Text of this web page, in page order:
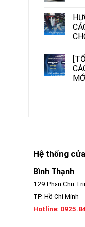
Hệ thống
Bình Thạnh
129 Phan Chu
TP. Hồ Chí Minh
Hotline: